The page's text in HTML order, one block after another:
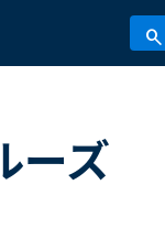
search
ーズ